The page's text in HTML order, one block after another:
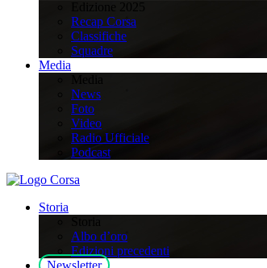
Recap Corsa
Classifiche
Squadre
Media
News
Foto
Video
Radio Ufficiale
Podcast
Storia
Albo d’oro
Edizioni precedenti
Newsletter